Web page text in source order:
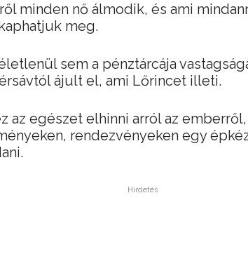
minden nő álmodik, és ami
meg.
sem a pénztárcája
ájult el, ami Lőrincet illeti.
az egészet elhinni arról az
rendezvényeken egy
Hirdetés